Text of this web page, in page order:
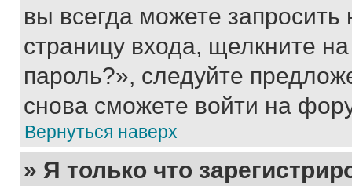
вы всегда можете
страницу входа, щелкните
пароль?», следуйте
снова сможете войти на
Вернуться наверх
» Я только что